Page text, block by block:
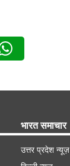
भारत समाचार
उत्तर प्रदेश न्यूज़